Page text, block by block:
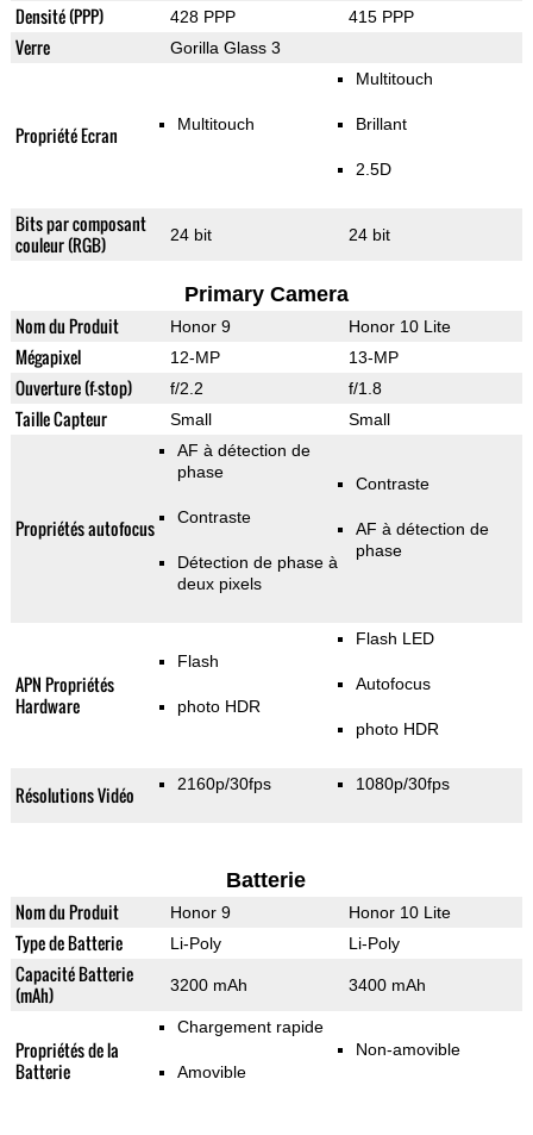
Densité (PPP) 428 PPP 415 PPP
Verre Gorilla Glass 3
Propriété Ecran Multitouch
Multitouch
Brillant
2.5D
Bits par composant
couleur (RGB)
24 bit 24 bit
Primary Camera
Nom du Produit Honor 9 Honor 10 Lite
Mégapixel 12-MP 13-MP
Ouverture (f-stop) f/2.2 f/1.8
Taille Capteur Small Small
Propriétés autofocus
AF à détection de
phase
Contraste
Détection de phase à
deux pixels
Contraste
AF à détection de
phase
APN Propriétés
Hardware
Flash
photo HDR
Flash LED
Autofocus
photo HDR
Résolutions Vidéo 2160p/30fps 1080p/30fps
Batterie
Nom du Produit Honor 9 Honor 10 Lite
Type de Batterie Li-Poly Li-Poly
Capacité Batterie
(mAh)
3200 mAh 3400 mAh
Propriétés de la
Batterie
Chargement rapide
Amovible
Non-amovible